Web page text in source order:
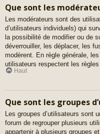
Que sont les
Les modérateurs sont des
d’utilisateurs individuels) qui
la possibilité de modifier ou de
déverrouiller, les déplacer, les
modèrent. En règle générale,
utilisateurs respectent les
Haut
Que sont les groupes
Les groupes d’utilisateurs sont
forum de regrouper plusieurs
appartenir à plusieurs groupes